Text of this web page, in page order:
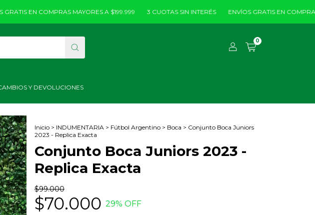
EN COMPRAS MAYORES A $199.999 3 CUOTAS SIN INTERÉS ENVÍOS GRATIS EN COMPRAS
0
Y DEVOLUCIONES
1/5 Inicio > INDUMENTARIA > Fútbol Argentino > Boca > Conjunto Boca Juniors
2023 - Replica Exacta
Conjunto Boca Juniors 2023 -
Replica Exacta
$99.000
$70.000 29% OFF